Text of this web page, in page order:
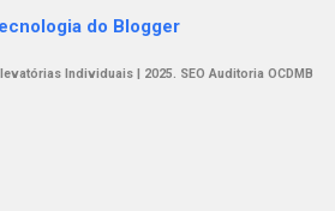
do Blogger
Individuais | 2025. SEO Auditoria OCDMB